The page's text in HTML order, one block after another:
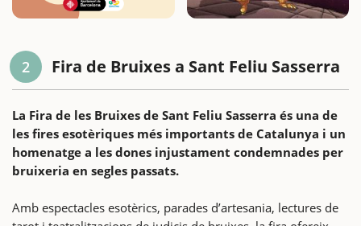
2 Fira de Bruixes a Sant Feliu Sasserra
La Fira de les Bruixes de Sant Feliu Sasserra és una de
les fires esotèriques més importants de Catalunya i un
homenatge a les dones injustament condemnades per
bruixeria en segles passats.
Amb espectacles esotèrics, parades d’artesania, lectures de